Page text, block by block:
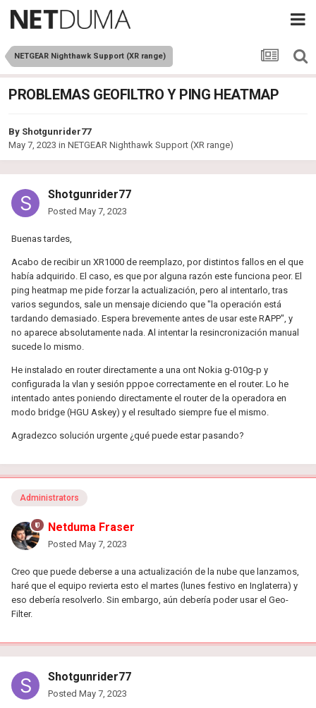
NETGEAR Nighthawk Support (XR range)
PROBLEMAS GEOFILTRO Y PING HEATMAP
By Shotgunrider77
May 7, 2023 in NETGEAR Nighthawk Support (XR range)
Shotgunrider77
Posted May 7, 2023
Buenas tardes,
Acabo de recibir un XR1000 de reemplazo, por distintos fallos en el que
había adquirido. El caso, es que por alguna razón este funciona peor. El
ping heatmap me pide forzar la actualización, pero al intentarlo, tras
varios segundos, sale un mensaje diciendo que "la operación está
tardando demasiado. Espera brevemente antes de usar este RAPP", y
no aparece absolutamente nada. Al intentar la resincronización manual
sucede lo mismo.
He instalado en router directamente a una ont Nokia g-010g-p y
configurada la vlan y sesión pppoe correctamente en el router. Lo he
intentado antes poniendo directamente el router de la operadora en
modo bridge (HGU Askey) y el resultado siempre fue el mismo.
Agradezco solución urgente ¿qué puede estar pasando?
Administrators
Netduma Fraser
Posted May 7, 2023
Creo que puede deberse a una actualización de la nube que lanzamos,
haré que el equipo revierta esto el martes (lunes festivo en Inglaterra) y
eso debería resolverlo. Sin embargo, aún debería poder usar el Geo-
Filter.
Shotgunrider77
Posted May 7, 2023